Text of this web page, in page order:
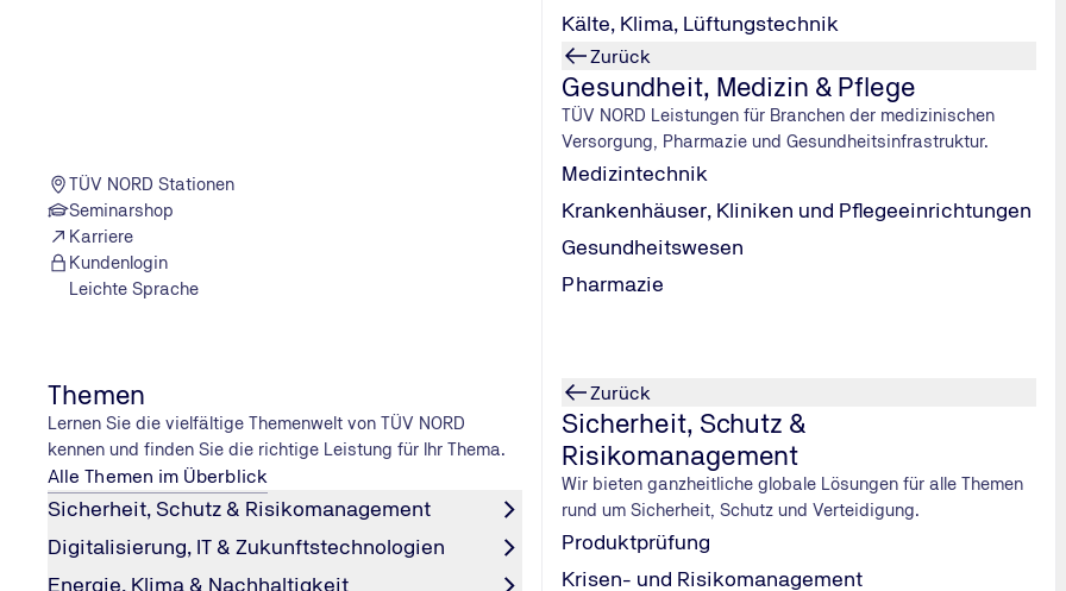
TÜV NORD Stationen
Seminarshop
Karriere
Kundenlogin
Leichte Sprache
Kälte, Klima, Lüftungstechnik
Zurück
Gesundheit, Medizin & Pflege
TÜV NORD Leistungen für Branchen der medizinischen
Versorgung, Pharmazie und Gesundheitsinfrastruktur.
Medizintechnik
Krankenhäuser, Kliniken und Pflegeeinrichtungen
Gesundheitswesen
Pharmazie
Themen
Lernen Sie die vielfältige Themenwelt von TÜV NORD
kennen und finden Sie die richtige Leistung für Ihr Thema.
Alle Themen im Überblick
Sicherheit, Schutz & Risikomanagement
Digitalisierung, IT & Zukunftstechnologien
Energie, Klima & Nachhaltigkeit
Zurück
Sicherheit, Schutz &
Risikomanagement
Wir bieten ganzheitliche globale Lösungen für alle Themen
rund um Sicherheit, Schutz und Verteidigung.
Produktprüfung
Krisen- und Risikomanagement
Zwei Bausteine für eine sichere Tätigkeit im Eisenbahnbetrieb
Ärztliche Untersuchung
Mögliche Bestandteile:
EKG (je nach Untersuchungsanlass)
Blut- und Urinuntersuchungen
Weitere Tests entsprechend der Tätigkeit oder Fragestellung
Psychologische Untersuchung